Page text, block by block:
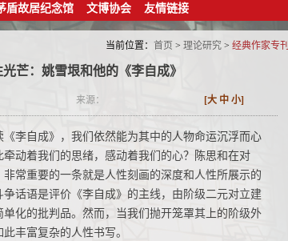
盾故居纪念馆 文博协会 友情链接
当前位置： 首页 > 理论研究 > 经典作家专刊
芒：姚雪垠和他的《李自成》
来源： [大 中 小]
自成》，我们依然能为其中的人物命运沉浮而心
动着我们的思绪，感动着我们的心？陈思和在对
常重要的一条就是人性刻画的深度和人性所展示的
话语是评价《李自成》的主线，由阶级二元对立建
化的批判品。然而，当我们抛开笼罩其上的阶级外
丰富复杂的人性书写。